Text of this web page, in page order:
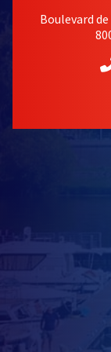
Boulevard